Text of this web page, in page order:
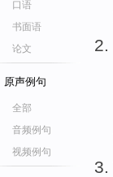
口语
书面语
论文
原声例句
全部
音频例句
视频例句